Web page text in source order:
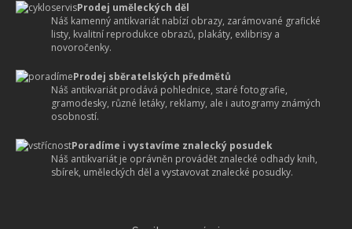
Prodej uměleckých děl
Náš kamenný antikvariát nabízí obrazy, zarámované grafické
listy, kvalitní reprodukce obrazů, plakáty, exlibrisy a
novoročenky.
Prodej sběratelských předmětů
Náš antikvariát prodává pohlednice, staré fotografie,
gramodesky, různé letáky, reklamy, ale i autogramy známých
osobností.
Poradíme i vystavíme znalecký posudek
Náš antikvariát je oprávněn provádět znalecké odhady knih,
sbírek, uměleckých děl a vystavovat znalecké posudky.